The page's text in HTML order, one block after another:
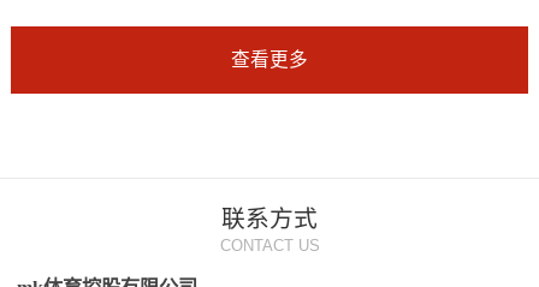
查看更多
联系方式
CONTACT US